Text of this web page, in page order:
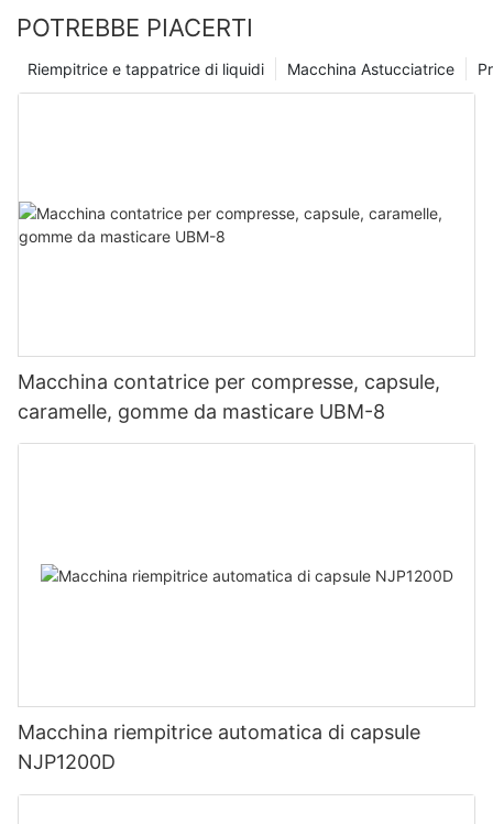
ci impegniamo a continuare a fornire soluzioni innovative ai
POTREBBE PIACERTI
Macchina Astucciatrice
Riempitrice e tappatrice di liquidi
Macchina contatrice per compresse, capsule,
caramelle, gomme da masticare UBM-8
Macchina riempitrice automatica di capsule
NJP1200D